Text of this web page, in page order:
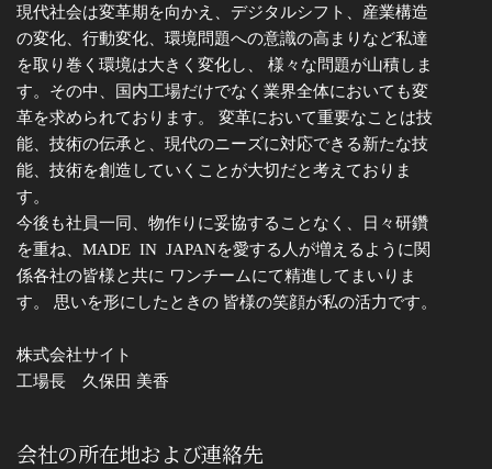
現代社会は変革期を向かえ、デジタルシフト、産業構造
の変化、行動変化、環境問題への意識の高まりなど私達
を取り巻く環境は大きく変化し、 様々な問題が山積しま
す。その中、国内工場だけでなく業界全体においても変
革を求められております。 変革において重要なことは技
能、技術の伝承と、現代のニーズに対応できる新たな技
能、技術を創造していくことが大切だと考えておりま
す。
今後も社員一同、物作りに妥協することなく、日々研鑽
を重ね、MADE IN JAPANを愛する人が増えるように関
係各社の皆様と共に ワンチームにて精進してまいりま
す。 思いを形にしたときの 皆様の笑顔が私の活力です。
株式会社サイト
工場長 久保田 美香
会社の所在地および連絡先